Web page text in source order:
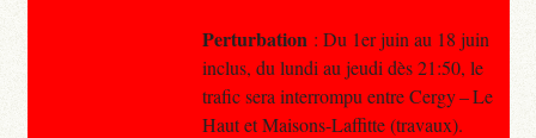
Perturbation : Du 1er juin au 18 juin
inclus, du lundi au jeudi dès 21:50, le
trafic sera interrompu entre Cergy – Le
Haut et Maisons-Laffitte (travaux).